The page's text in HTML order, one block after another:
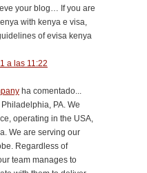
your blog… If you are
with kenya e visa,
of evisa kenya
a las 11:22
ha comentado...
PA. We
operating in the USA,
We are serving our
Regardless of
team manages to